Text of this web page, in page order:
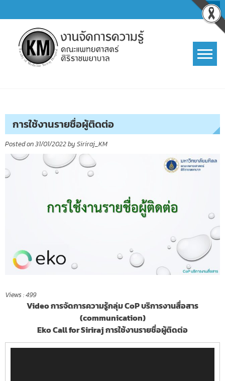
to
content
การใช้งานรายชื่อผู้ติดต่อ
Posted on31/01/2022by Siriraj_KM
Views :499
Video การจัดการความรู้กลุ่ม CoP บริการงานสื่อสาร
(communication)
Eko Call for Siriraj การใช้งานรายชื่อผู้ติดต่อ